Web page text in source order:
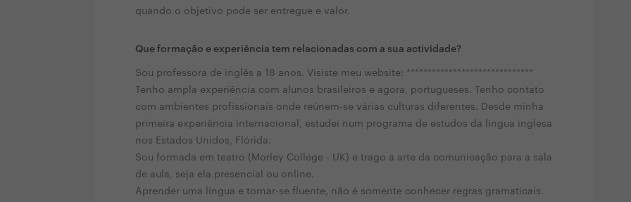
quando o objetivo pode ser entregue e valor.
Que formação e experiência tem relacionadas com a sua actividade?
Sou professora de inglês a 18 anos. Visiste meu website: ******************************
Tenho ampla experiência com alunos brasileiros e agora, portugueses. Tenho contato
com ambientes profissionais onde reúnem-se várias culturas diferentes. Desde minha
primeira experiência internacional, estudei num programa de estudos da língua inglesa
nos Estados Unidos, Flórida.
Sou formada em teatro (Morley College - UK) e trago a arte da comunicação para a sala
de aula, seja ela presencial ou online.
Aprender uma língua e tornar-se fluente, não é somente conhecer regras gramaticais.